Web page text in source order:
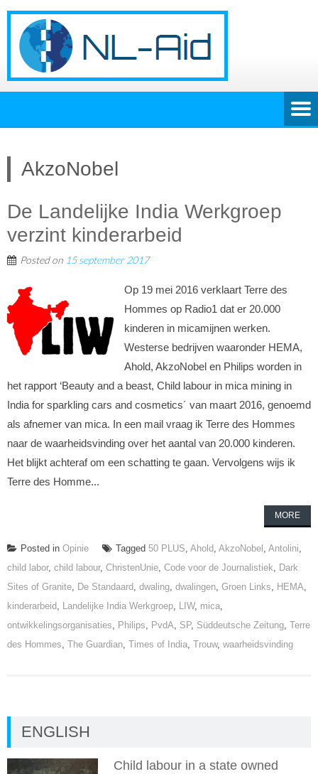
AkzoNobel
De Landelijke India Werkgroep
verzint kinderarbeid
Posted on 15 september 2017
Op 19 mei 2016 verklaart Terre des
Hommes op Radio1 dat er 20.000
kinderen in micamijnen werken.
Westerse bedrijven waaronder HEMA,
Ahold, AkzoNobel en Philips worden in
het rapport ‘Beauty and a beast, Child labour in mica mining in
India for sparkling cars and cosmetics´ van maart 2016, genoemd
als afnemer van mica. In een mail vraag ik Terre des Hommes
naar de waarheidsvinding over het aantal van 20.000 kinderen.
Het blijkt achteraf om een schatting te gaan. Vervolgens wijs ik
Terre des Homme...
MORE
Posted in Opinie Tagged 50 PLUS, Ahold, AkzoNobel , Antolini,
child labor, child labour, ChristenUnie, Code voor de Journalistiek, Dark
Sites of Granite, De Standaard, dwaling, dwalingen, Groen Links, HEMA,
kinderarbeid, Landelijke India Werkgroep, LIW, mica,
ontwikkelingsorganisaties, Philips, PvdA, SP, Süddeutsche Zeitung, Terre
des Hommes, The Guardian, Times of India, Trouw, waarheidsvinding
ENGLISH
Child labour in a state owned